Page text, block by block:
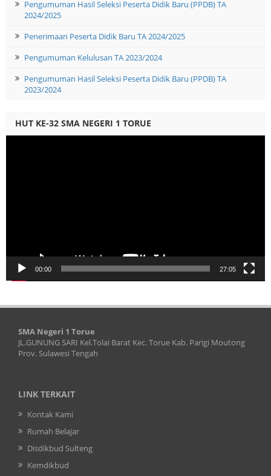
Pengumuman Hasil Seleksi Peserta Didik Baru (PPDB) TA
2024/2025
Penerimaan Peserta Didik Baru TA 2024/2025
Pengumuman Kelulusan TA 2023/2024
Pengumuman Hasil Seleksi Peserta Didik Baru (PPDB) TA
2023/2024
HUT KE-32 SMA NEGERI 1 TORUE
00:00 27:05
SMA Negeri 1 Torue
JL.GUNUNG SARI Kel.Tolai Barat Kec. Torue Kab. Parigi Moutong
Prov. Sulawesi Tengah
LINK TERKAIT
Kontak Kami
Rumah Belajar
Disdikbud Sulteng
Kemdikbud